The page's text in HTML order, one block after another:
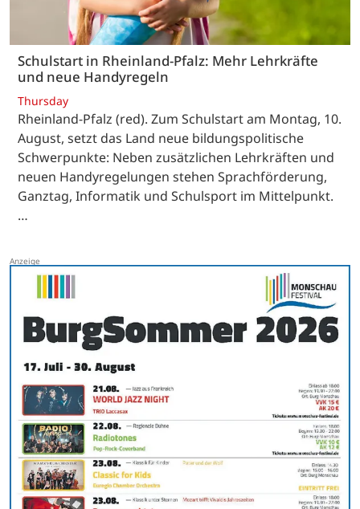
Schulstart in Rheinland-Pfalz: Mehr Lehrkräfte
und neue Handyregeln
Thursday
Rheinland-Pfalz (red). Zum Schulstart am Montag, 10.
August, setzt das Land neue bildungspolitische
Schwerpunkte: Neben zusätzlichen Lehrkräften und
neuen Handyregelungen stehen Sprachförderung,
Ganztag, Informatik und Schulsport im Mittelpunkt.
…